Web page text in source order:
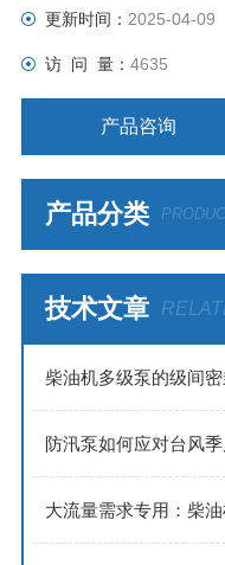
更新时间： 2025-04-09
访 问 量： 4635
产品咨询
产品分类
技术文章
柴油机多级泵的级间
防汛泵如何应对台风